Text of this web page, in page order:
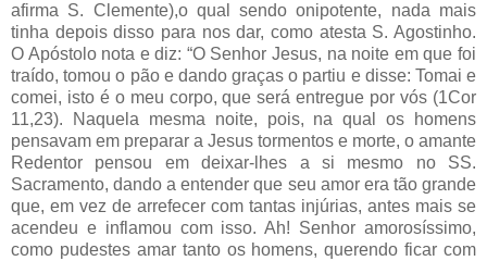
afirma S. Clemente),o qual sendo onipotente, nada mais
tinha depois disso para nos dar, como atesta S. Agostinho.
O Apóstolo nota e diz: “O Senhor Jesus, na noite em que foi
traído, tomou o pão e dando graças o partiu e disse: Tomai e
comei, isto é o meu corpo, que será entregue por vós (1Cor
11,23). Naquela mesma noite, pois, na qual os homens
pensavam em preparar a Jesus tormentos e morte, o amante
Redentor pensou em deixar-lhes a si mesmo no SS.
Sacramento, dando a entender que seu amor era tão grande
que, em vez de arrefecer com tantas injúrias, antes mais se
acendeu e inflamou com isso. Ah! Senhor amorosíssimo,
como pudestes amar tanto os homens, querendo ficar com